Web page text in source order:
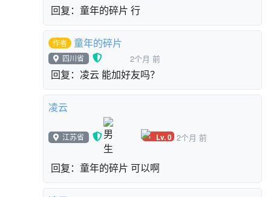
回复：童年的碎片 行
作者 童年的碎片
四川省 2个月 前
回复：凌云 能加好友吗？
凌云
江苏省 Lv. 0 2个月 前
回复：童年的碎片 可以啊